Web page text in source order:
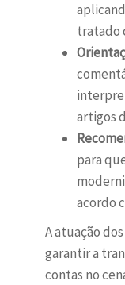
tratado
artigos
para
acordo
A atuação
garantir a
contas no